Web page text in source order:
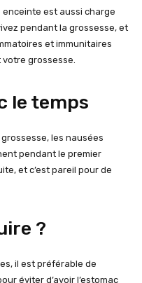
enceinte est aussi charge
pendant la grossesse, et
et immunitaires
grossesse.
le temps
les nausées
pendant le premier
et c’est pareil pour de
?
il est préférable de
éviter d’avoir l’estomac